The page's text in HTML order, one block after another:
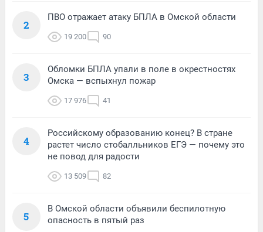
2
ПВО отражает атаку БПЛА в Омской области
19 200 90
3
Обломки БПЛА упали в поле в окрестностях
Омска — вспыхнул пожар
17 976 41
4
Российскому образованию конец? В стране
растет число стобалльников ЕГЭ — почему это
не повод для радости
13 509 82
5
В Омской области объявили беспилотную
опасность в пятый раз